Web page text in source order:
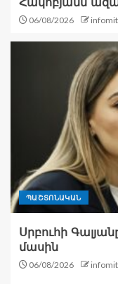
Հակոբյանն
06/08/2026
ՊԱՇՏՈՆԱԿԱՆ
Սրբուհի
մասին
06/08/2026